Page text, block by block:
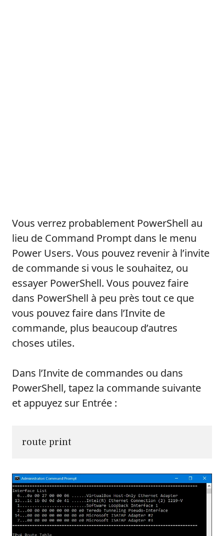
Vous verrez probablement PowerShell au
lieu de Command Prompt dans le menu
Power Users. Vous pouvez revenir à l’invite
de commande si vous le souhaitez, ou
essayer PowerShell. Vous pouvez faire
dans PowerShell à peu près tout ce que
vous pouvez faire dans l’Invite de
commande, plus beaucoup d’autres
choses utiles.
Dans l’Invite de commandes ou dans
PowerShell, tapez la commande suivante
et appuyez sur Entrée :
route print